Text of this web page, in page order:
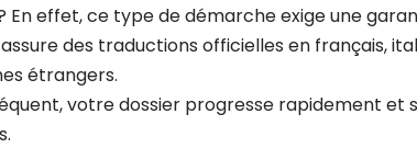
En effet, ce type de démarche exige une
des traductions officielles en français,
étrangers.
votre dossier progresse rapidement et